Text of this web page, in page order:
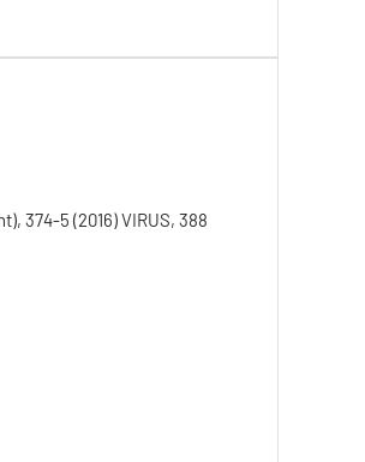
374-5 (2016) VIRUS, 388